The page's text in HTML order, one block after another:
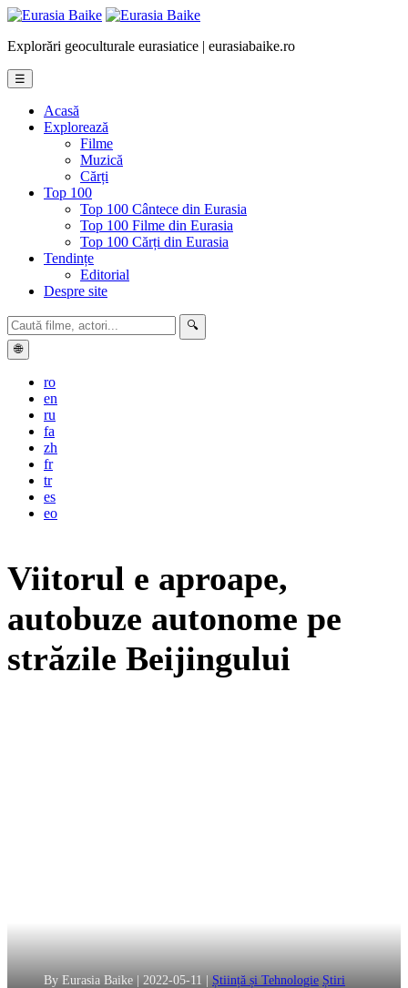
Explorări geoculturale eurasiatice | eurasiabaike.ro
☰
Acasă
Explorează
Filme
Muzică
Cărți
Top 100
Top 100 Cântece din Eurasia
Top 100 Filme din Eurasia
Top 100 Cărți din Eurasia
Tendințe
Editorial
Despre site
🔍
🌐
ro
en
ru
fa
zh
fr
tr
es
eo
Viitorul e aproape,
autobuze autonome pe
străzile Beijingului
By Eurasia Baike | 2022-05-11 | Știință și Tehnologie Știri